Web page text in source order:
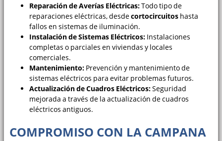
Reparación de Averías Eléctricas:Todo tipo de
reparaciones eléctricas, desdecortocircuitoshasta
fallos en sistemas de iluminación.
Instalación de Sistemas Eléctricos:Instalaciones
completas o parciales en viviendas y locales
comerciales.
Mantenimiento:Prevención y mantenimiento de
sistemas eléctricos para evitar problemas futuros.
Actualización de Cuadros Eléctricos:Seguridad
mejorada a través de la actualización de cuadros
eléctricos antiguos.
COMPROMISO CON LA CAMPANA